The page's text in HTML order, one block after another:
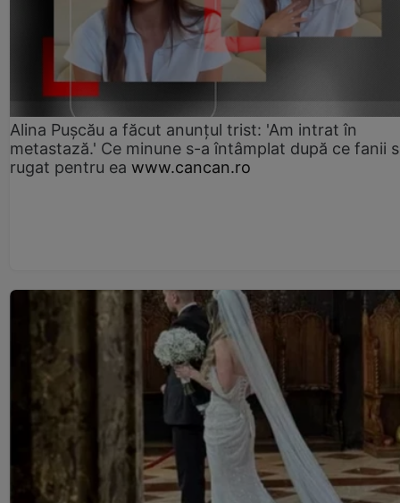
Alina Pușcău a făcut anunțul trist: 'Am intrat în
metastază.' Ce minune s-a întâmplat după ce fanii
rugat pentru ea www.cancan.ro